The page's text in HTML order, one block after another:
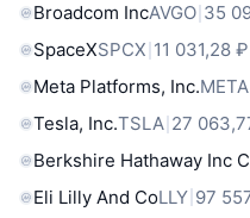
Broadcom IncAVGO 35
SpaceXSPCX 11 031,28 ₽
Meta Platforms, Inc.META
Tesla, Inc.TSLA 27
Berkshire Hathaway Inc
Eli Lilly And CoLLY 97